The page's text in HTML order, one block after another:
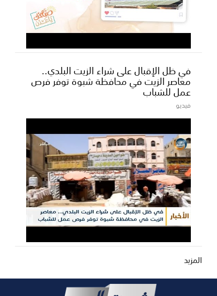
في ظل الإقبال على شراء الزيت البلدي..
معاصر الزيت في محافظة شبوة توفر فرص
عمل للشباب
فيديو
المزيد